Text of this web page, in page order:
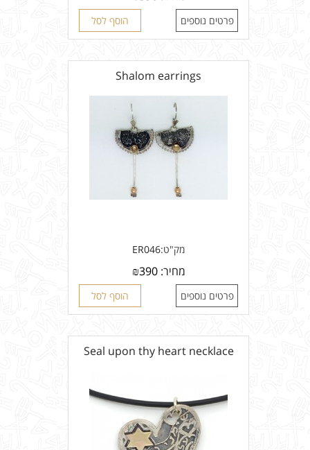
פרטים נוספים הוסף לסל
Shalom earrings
מק"ט:ER046
מחיר: ₪390
פרטים נוספים הוסף לסל
Seal upon thy heart necklace